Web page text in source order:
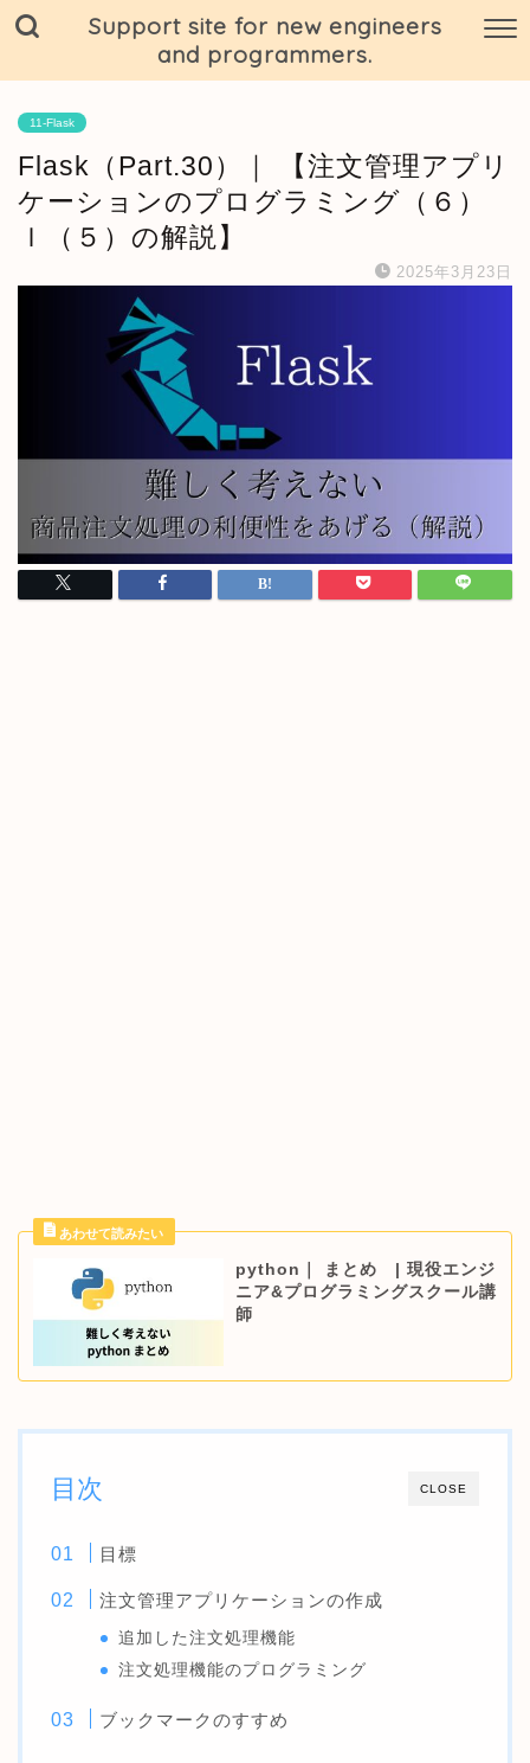
Support site for new engineers
and programmers.
11-Flask
Flask（Part.30）｜ 【注文管理アプリ
ケーションのプログラミング（６）
ｌ（５）の解説】
2025年3月23日
python｜ まとめ | 現役エンジ
ニア&プログラミングスクール講
師
CLOSE
目次
目標
注文管理アプリケーションの作成
追加した注文処理機能
注文処理機能のプログラミング
ブックマークのすすめ